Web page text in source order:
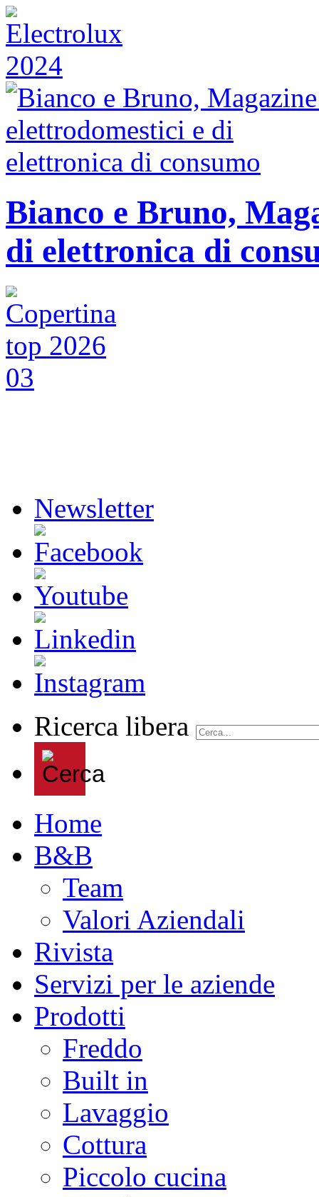
Bianco e Bruno,
di elettronica di
Newsletter
Ricerca libera
Home
B&B
Team
Valori Aziendali
Rivista
Servizi per le aziende
Prodotti
Freddo
Built in
Lavaggio
Cottura
Piccolo cucina